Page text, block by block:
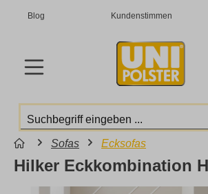
Blog Kundenstimmen
Sofas Ecksofas
Hilker Eckkombination